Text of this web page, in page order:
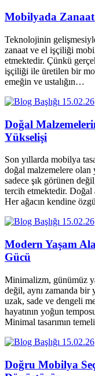
Mobilyada
Teknolojinin
zanaat ve el işçiliği
etmektedir. Çünkü
işçiliği ile üretilen bir
emeğin ve ustalığın…
15.02.26
Doğal
Yükselişi
Son yıllarda mobilya
doğal malzemelere olan
sadece şık görünen
tercih etmektedir. Doğal
Her ağacın kendine
15.02.26
Modern Yaşam
Gücü
Minimalizm, günümüz
değil, aynı zamanda bir
uzak, sade ve dengeli
hayatının yoğun
Minimal tasarımın
15.02.26
Doğru Mobilya